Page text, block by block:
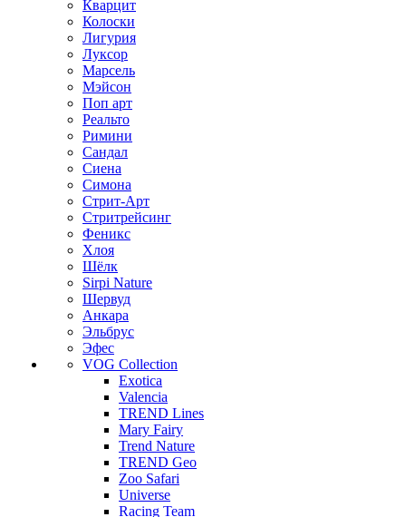
Кварцит
Колоски
Лигурия
Луксор
Марсель
Мэйсон
Поп арт
Реальто
Римини
Сандал
Сиена
Симона
Стрит-Арт
Стритрейсинг
Феникс
Хлоя
Шёлк
Sirpi Nature
Шервуд
Анкара
Эльбрус
Эфес
VOG Collection
Exotica
Valencia
TREND Lines
Mary Fairy
Trend Nature
TREND Geo
Zoo Safari
Universe
Racing Team